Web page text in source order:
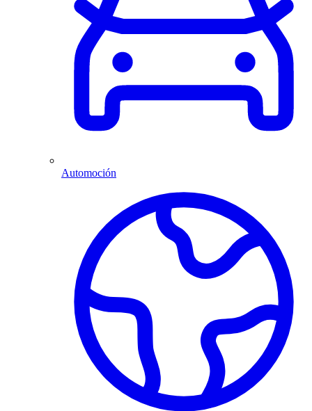
Automoción